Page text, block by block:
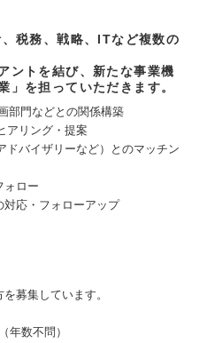
税務、戦略、ITなど複数の
ントを結び、新たな事業機
」を担っていただきます。
部門などとの関係構築
アリング・提案
ドバイザリーなど）とのマッチン
ォロー
対応・フォローアップ
募集しています。
年数不問）